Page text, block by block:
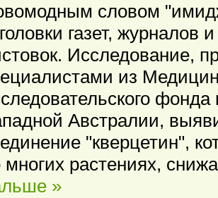
словом
газет, журналов
Исследование,
из
Австралии,
"кверцетин",
многих растениях,
»